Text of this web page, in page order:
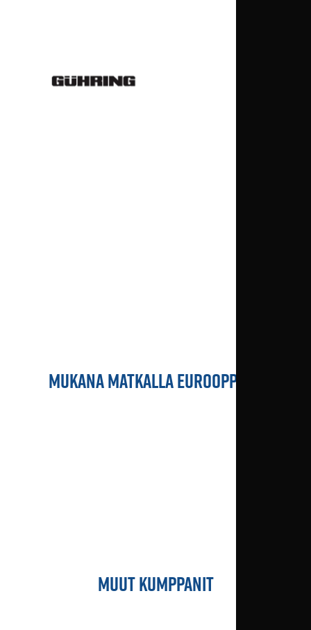
MUKANA MATKALLA EUROOPPAAN
MUUT KUMPPANIT